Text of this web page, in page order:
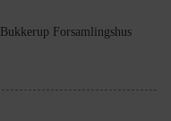
Forsamlingshus